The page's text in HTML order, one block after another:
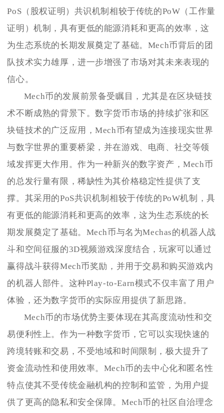
PoS（股权证明）共识机制相较于传统的PoW（工作量
证明）机制，具有更低的能源消耗和更高的效率，这
为生态系统的长期发展奠定了基础。Mech币背后的团
队技术实力雄厚，进一步增强了市场对其未来表现的
信心。
Mech币的发展前景备受瞩目，尤其是在区块链技
术不断成熟的背景下。数字货币市场的持续扩张和区
块链技术的广泛应用，Mech币有望成为连接现实世界
与数字世界的重要桥梁，并在游戏、电商、社交等领
域发挥更大作用。作为一种新兴的数字资产，Mech币
的总发行量有限，稀缺性为其价格稳定性提供了支
撑。其采用的PoS共识机制相较于传统的PoW机制，具
有更低的能源消耗和更高的效率，这为生态系统的长
期发展奠定了基础。Mech币与名为Mechas的机器人战
斗和空间征服的3D视频游戏深度结合，玩家可以通过
赢得战斗获得Mech币奖励，并用于交易和购买游戏内
的机器人部件。这种Play-to-Earn模式不仅丰富了用户
体验，还为数字货币的实际应用提供了新思路。
Mech币的市场优势主要体现在其高度流动性和交
易便利性上。作为一种数字货币，它可以实现快速的
跨境转账和交易，不受地域和时间限制，极大提升了
资金流动性和使用效率。Mech币的去中心化和匿名性
特点使其不受传统金融机构的控制和监管，为用户提
供了更高的隐私和安全保障。Mech币的社区自治理念